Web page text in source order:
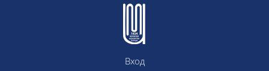
Перейти к основному содержанию
Вход